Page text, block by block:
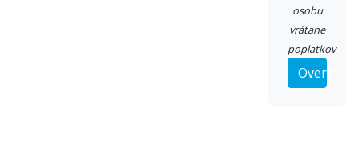
osobu
vrátane
poplatkov
Overiť